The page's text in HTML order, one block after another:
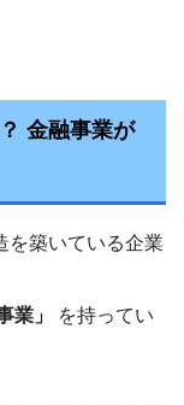
金融事業が
を築いている企業
業」
を持ってい